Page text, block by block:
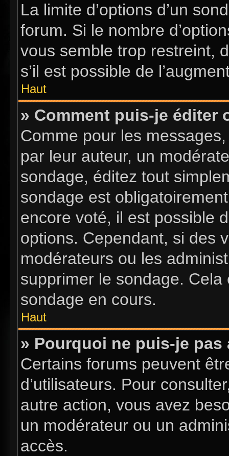
La limite d’options d’un
forum. Si le nombre
vous semble trop restreint,
s’il est possible de
Haut
» Comment puis-je éditer
Comme pour les
par leur auteur, un
sondage, éditez tout
sondage est
encore voté, il est possible
options. Cependant, si des
modérateurs ou les
supprimer le sondage. Cela
sondage en cours.
Haut
» Pourquoi ne puis-je
Certains forums peuvent
d’utilisateurs. Pour
autre action, vous avez
un modérateur ou un
accès.